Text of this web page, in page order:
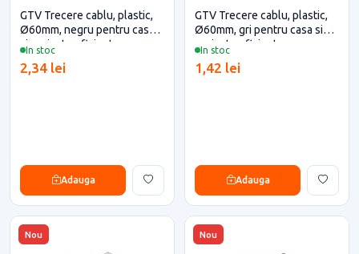
In stoc
GTV Trecere cablu, plastic,
Ø60mm, negru pentru casa
si proiecte eficiente
2,34 lei
Adauga
In stoc
GTV Trecere cablu, plastic,
Ø60mm, gri pentru casa si
proiecte eficiente
1,42 lei
Adauga
Nou Nou